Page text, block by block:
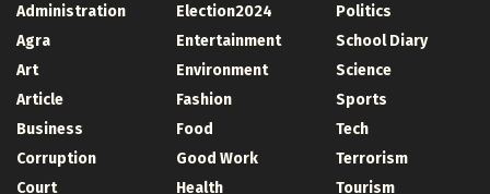
Administration
Agra
Art
Article
Business
Corruption
Court
Election2024
Entertainment
Environment
Fashion
Food
Good Work
Health
Politics
School Diary
Science
Sports
Tech
Terrorism
Tourism